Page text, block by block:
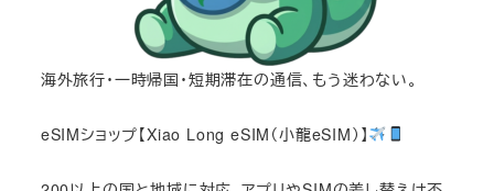
海外旅行・一時帰国・短期滞在の通信、もう迷わない。
eSIMショップ【Xiao Long eSIM（小龍eSIM）】